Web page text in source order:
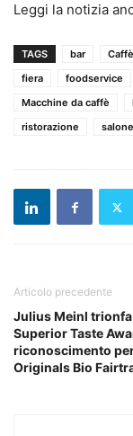
Leggi la notizia
TAGS bar Caffè
fiera
foodservice
Macchine da caffè
ristorazione
Articolo precedente
Julius Meinl
Superior Taste
riconoscimento
Originals Bio